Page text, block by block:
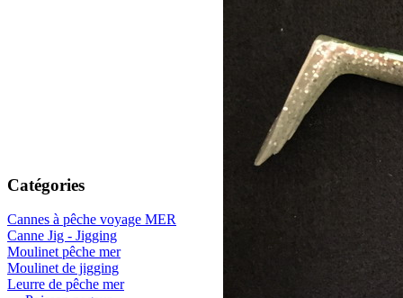
Catégories
Cannes à pêche voyage MER
Canne Jig - Jigging
Moulinet pêche mer
Moulinet de jigging
Leurre de pêche mer